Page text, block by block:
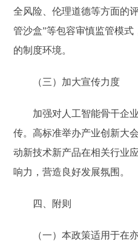
全风险、伦理道德等方面的
管沙盒”等包容审慎监管模
的制度环境。
（三）加大宣传力度
加强对人工智能骨干企
传。高标准举办产业创新大
动新技术新产品在相关行业
响力，营造良好发展氛围。
四、附则
（一）本政策适用于在